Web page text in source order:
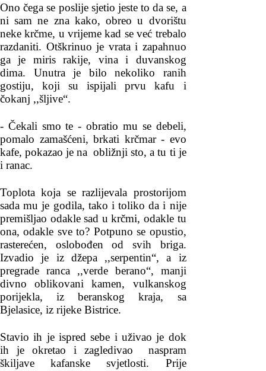
Ono čega se poslije sjetio jeste to da se, a
ni sam ne zna kako, obreo u dvorištu
neke krčme, u vrijeme kad se već trebalo
razdaniti. Otškrinuo je vrata i zapahnuo
ga je miris rakije, vina i duvanskog
dima. Unutra je bilo nekoliko ranih
gostiju, koji su ispijali prvu kafu i
čokanj ,,šljive“.
- Čekali smo te - obratio mu se debeli,
pomalo zamašćeni, brkati krčmar - evo
kafe, pokazao je na obližnji sto, a tu ti je
i ranac.
Toplota koja se razlijevala prostorijom
sada mu je godila, tako i toliko da i nije
premišljao odakle sad u krčmi, odakle tu
ona, odakle sve to? Potpuno se opustio,
rasterećen, oslobođen od svih briga.
Izvadio je iz džepa ,,serpentin“, a iz
pregrade ranca ,,verde berano“, manji
divno oblikovani kamen, vulkanskog
porijekla, iz beranskog kraja, sa
Bjelasice, iz rijeke Bistrice.
Stavio ih je ispred sebe i uživao je dok
ih je okretao i zagledivao naspram
škiljave kafanske svjetlosti. Prije